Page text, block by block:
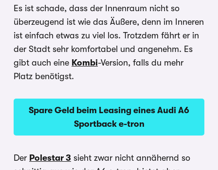
Es ist schade, dass der Innenraum nicht so
überzeugend ist wie das Äußere, denn im Inneren
ist einfach etwas zu viel los. Trotzdem fährt er in
der Stadt sehr komfortabel und angenehm. Es
gibt auch eine Kombi-Version, falls du mehr
Platz benötigst.
Spare Geld beim Leasing eines Audi A6
Sportback e-tron
Der Polestar 3 sieht zwar nicht annähernd so